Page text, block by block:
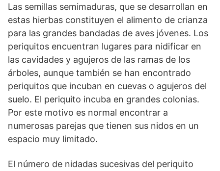
Las semillas semimaduras, que se desarrollan en
estas hierbas constituyen el alimento de crianza
para las grandes bandadas de aves jóvenes. Los
periquitos encuentran lugares para nidificar en
las cavidades y agujeros de las ramas de los
árboles, aunque también se han encontrado
periquitos que incuban en cuevas o agujeros del
suelo. El periquito incuba en grandes colonias.
Por este motivo es normal encontrar a
numerosas parejas que tienen sus nidos en un
espacio muy limitado.
El número de nidadas sucesivas del periquito